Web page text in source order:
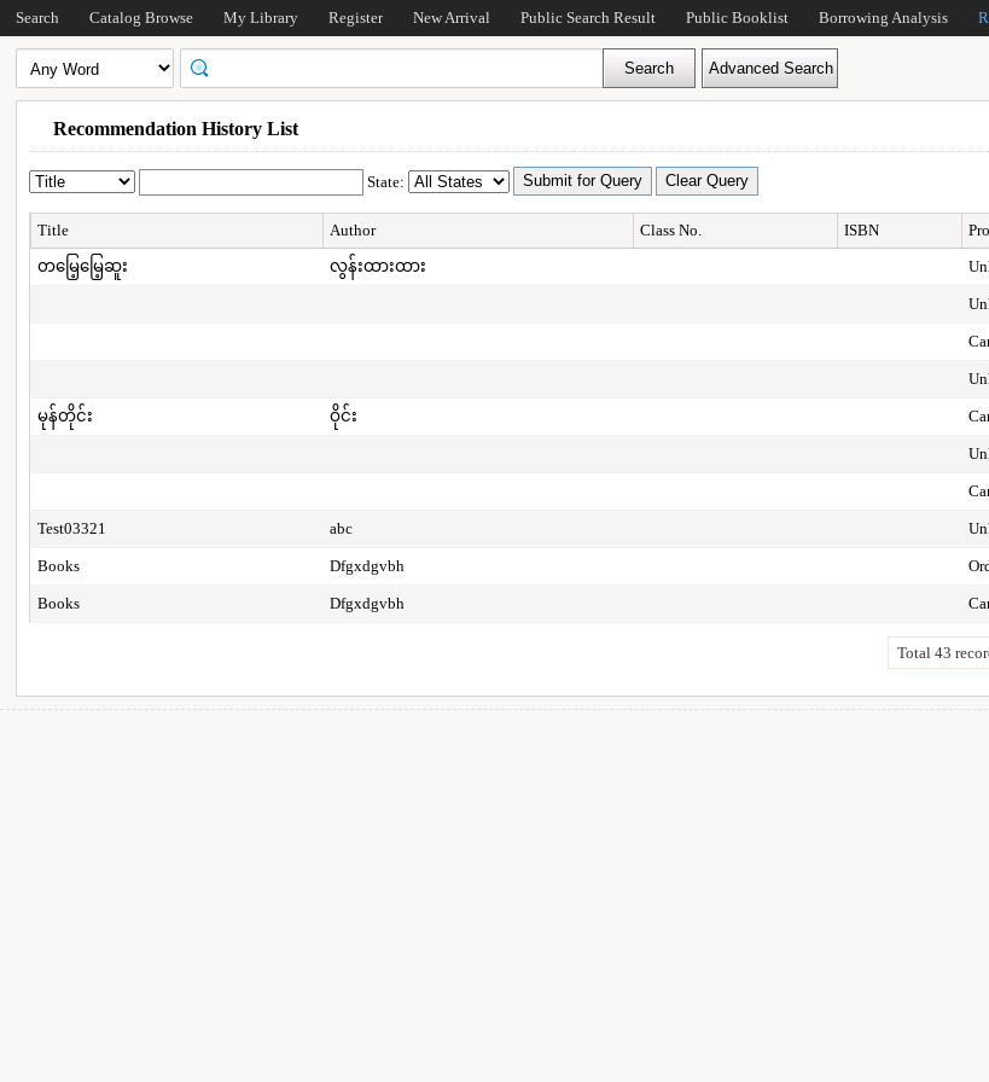
Search Catalog Browse My Library Register New Arrival Public Search Result Public Booklist Borrowing Analysis
Recommendation History List
State:
Title Author Class No. ISBN
တမြေ့မြေ့ဆူး
လွန်းထားထား
မုန်တိုင်း ဝိုင်း
Test03321 abc
Books Dfgxdgvbh
Books Dfgxdgvbh
Total 43